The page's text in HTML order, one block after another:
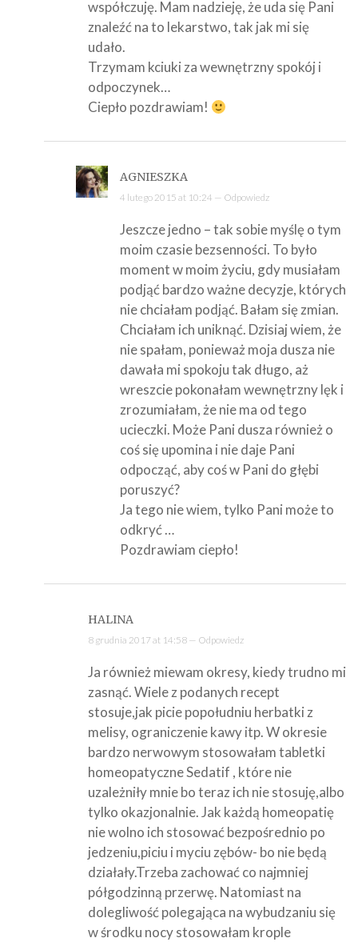
współczuję. Mam nadzieję, że uda się Pani
znaleźć na to lekarstwo, tak jak mi się
udało.
Trzymam kciuki za wewnętrzny spokój i
odpoczynek…
Ciepło pozdrawiam!
AGNIESZKA
4 lutego 2015 at 10:24 — Odpowiedz
Jeszcze jedno – tak sobie myślę o tym
moim czasie bezsenności. To było
moment w moim życiu, gdy musiałam
podjąć bardzo ważne decyzje, których
nie chciałam podjąć. Bałam się zmian.
Chciałam ich uniknąć. Dzisiaj wiem, że
nie spałam, ponieważ moja dusza nie
dawała mi spokoju tak długo, aż
wreszcie pokonałam wewnętrzny lęk i
zrozumiałam, że nie ma od tego
ucieczki. Może Pani dusza również o
coś się upomina i nie daje Pani
odpocząć, aby coś w Pani do głębi
poruszyć?
Ja tego nie wiem, tylko Pani może to
odkryć …
Pozdrawiam ciepło!
HALINA
8 grudnia 2017 at 14:58 — Odpowiedz
Ja również miewam okresy, kiedy trudno mi
zasnąć. Wiele z podanych recept
stosuje,jak picie popołudniu herbatki z
melisy, ograniczenie kawy itp. W okresie
bardzo nerwowym stosowałam tabletki
homeopatyczne Sedatif , które nie
uzależniły mnie bo teraz ich nie stosuję,albo
tylko okazjonalnie. Jak każdą homeopatię
nie wolno ich stosować bezpośrednio po
jedzeniu,piciu i myciu zębów- bo nie będą
działały.Trzeba zachować co najmniej
półgodzinną przerwę. Natomiast na
dolegliwość polegająca na wybudzaniu się
w środku nocy stosowałam krople